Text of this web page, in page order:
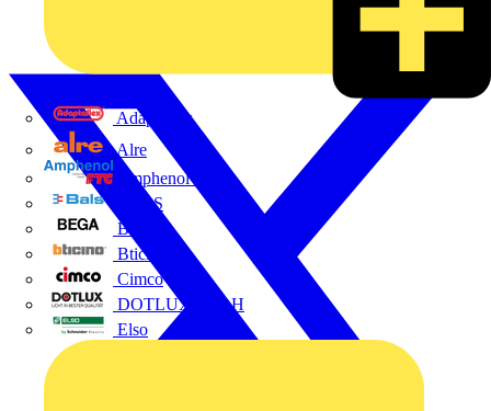
Adaptaflex
Alre
Amphenol FTG
BALS
Bega
Bticino
Cimco
DOTLUX GmbH
Elso